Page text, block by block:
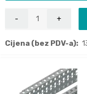
Cijena (bez PDV-a):